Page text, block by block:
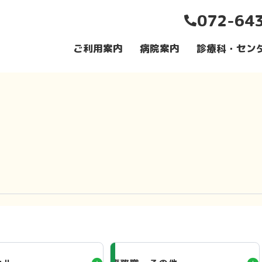
072-
ご利用案内 病院案内 診療科・セン